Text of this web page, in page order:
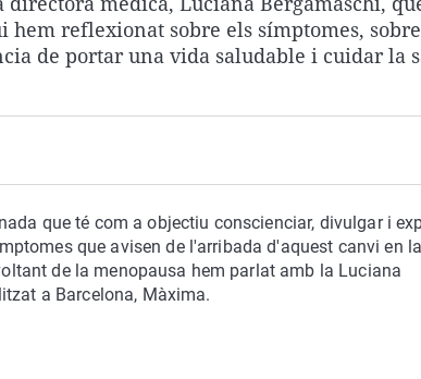
reflexionat sobre els símptomes,
de portar una vida saludable i cuidar la
que té com a objectiu conscienciar, divulgar i
que avisen de l'arribada d'aquest canvi en
de la menopausa hem parlat amb la Luciana
a Barcelona, Màxima.